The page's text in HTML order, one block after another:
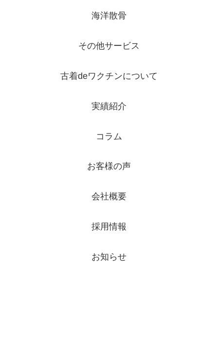
海洋散骨
その他サービス
古着deワクチンについて
実績紹介
コラム
お客様の声
会社概要
採用情報
お知らせ